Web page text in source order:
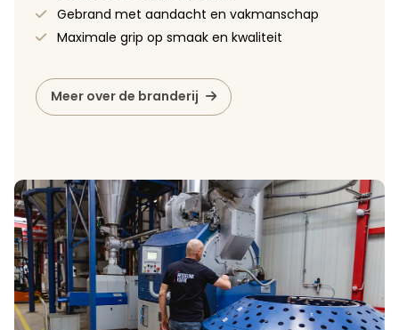
Gebrand met aandacht en vakmanschap
Maximale grip op smaak en kwaliteit
Meer over de branderij